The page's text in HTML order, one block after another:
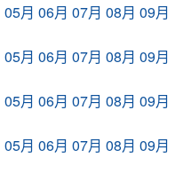
05月 06月 07月 08月 09月
05月 06月 07月 08月 09月
05月 06月 07月 08月 09月
05月 06月 07月 08月 09月